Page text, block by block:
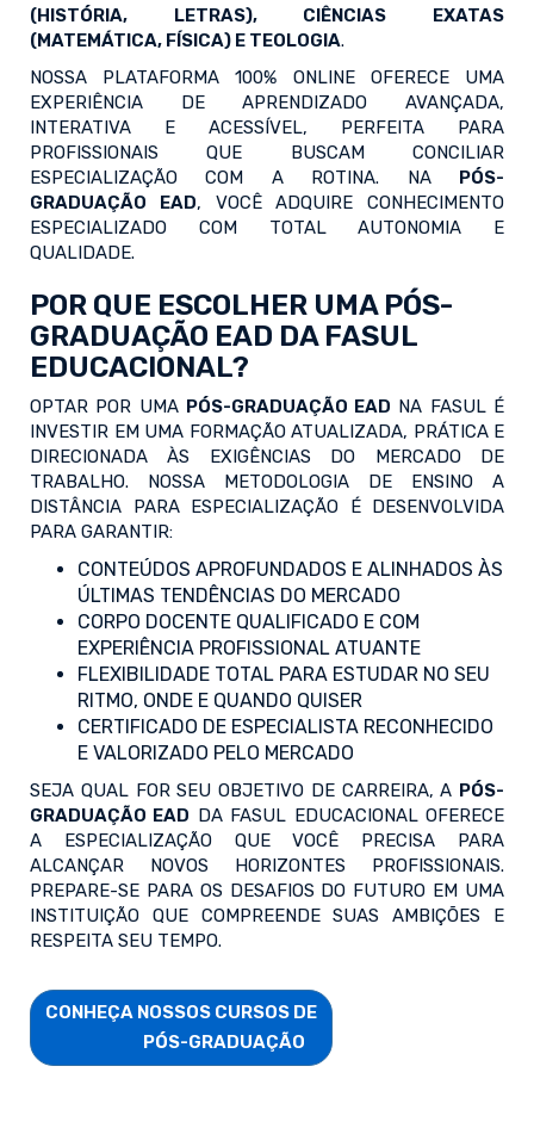
(HISTÓRIA, LETRAS), CIÊNCIAS EXATAS
(MATEMÁTICA, FÍSICA) E TEOLOGIA.
NOSSA PLATAFORMA 100% ONLINE OFERECE UMA
EXPERIÊNCIA DE APRENDIZADO AVANÇADA,
INTERATIVA E ACESSÍVEL, PERFEITA PARA
PROFISSIONAIS QUE BUSCAM CONCILIAR
ESPECIALIZAÇÃO COM A ROTINA. NA PÓS-
GRADUAÇÃO EAD, VOCÊ ADQUIRE CONHECIMENTO
ESPECIALIZADO COM TOTAL AUTONOMIA E
QUALIDADE.
POR QUE ESCOLHER UMA PÓS-
GRADUAÇÃO EAD DA FASUL
EDUCACIONAL?
OPTAR POR UMA PÓS-GRADUAÇÃO EAD NA FASUL É
INVESTIR EM UMA FORMAÇÃO ATUALIZADA, PRÁTICA E
DIRECIONADA ÀS EXIGÊNCIAS DO MERCADO DE
TRABALHO. NOSSA METODOLOGIA DE ENSINO A
DISTÂNCIA PARA ESPECIALIZAÇÃO É DESENVOLVIDA
PARA GARANTIR:
CONTEÚDOS APROFUNDADOS E ALINHADOS ÀS
ÚLTIMAS TENDÊNCIAS DO MERCADO
CORPO DOCENTE QUALIFICADO E COM
EXPERIÊNCIA PROFISSIONAL ATUANTE
FLEXIBILIDADE TOTAL PARA ESTUDAR NO SEU
RITMO, ONDE E QUANDO QUISER
CERTIFICADO DE ESPECIALISTA RECONHECIDO
E VALORIZADO PELO MERCADO
SEJA QUAL FOR SEU OBJETIVO DE CARREIRA, A PÓS-
GRADUAÇÃO EAD DA FASUL EDUCACIONAL OFERECE
A ESPECIALIZAÇÃO QUE VOCÊ PRECISA PARA
ALCANÇAR NOVOS HORIZONTES PROFISSIONAIS.
PREPARE-SE PARA OS DESAFIOS DO FUTURO EM UMA
INSTITUIÇÃO QUE COMPREENDE SUAS AMBIÇÕES E
RESPEITA SEU TEMPO.
CONHEÇA NOSSOS CURSOS DE
                        PÓS-GRADUAÇÃO